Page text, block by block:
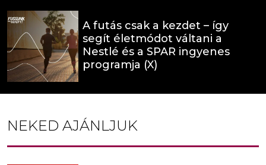
A futás csak a kezdet – így
segít életmódot váltani a
Nestlé és a SPAR ingyenes
programja (X)
NEKED AJÁNLJUK